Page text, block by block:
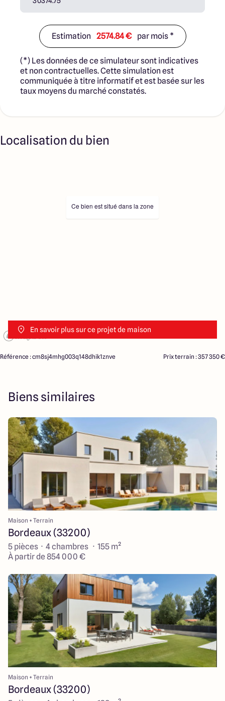
partenaires fonciers selon disponibilités et autorisation
un Contrat de Construction de Maison Individuelle dans le
cadre de la loi du 19/12/1990. Ces derniers sont soit des
immobilière, soit des particuliers. Les terrains
sélectionnés sont disponibles à la date de la première
parution de l’annonce. En aucun cas Maisons ARLOGIS ou
ses collaborateurs ne sont propriétaires des terrains, ne
Estimation 2574.84 € par mois *
(*) Les données de ce simulateur sont indicatives
et non contractuelles. Cette simulation est
communiquée à titre informatif et est basée sur les
taux moyens du marché constatés.
Localisation du bien
En savoir plus sur ce projet de maison
Ce bien est situé dans la zone
Référence : cm8sj4mhg003q148dhik1znve Prix terrain : 357 350 €
Biens similaires
Maison + Terrain
Bordeaux (33200)
5 pièces · 4 chambres · 155 m²
À partir de 854 000 €
Maison + Terrain
Bordeaux (33200)